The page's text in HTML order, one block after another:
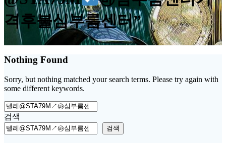
격후불심부름센터”
Nothing Found
Sorry, but nothing matched your search terms. Please try again with
some different keywords.
Search
for:
검색
검색